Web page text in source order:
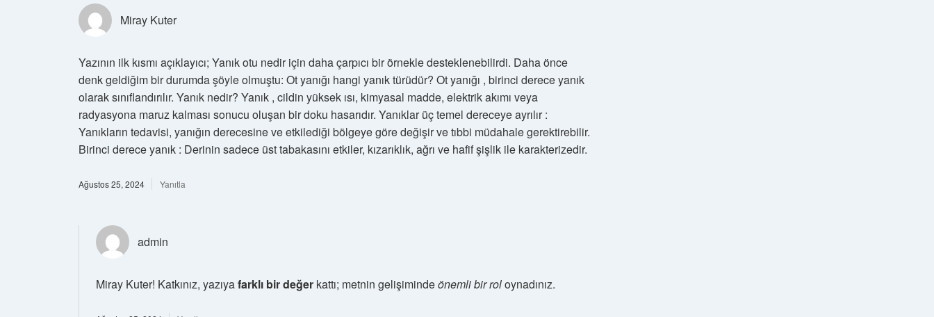
Miray Kuter
Yazının ilk kısmı açıklayıcı; Yanık otu nedir için daha çarpıcı bir örnekle desteklenebilirdi. Daha önce
denk geldiğim bir durumda şöyle olmuştu: Ot yanığı hangi yanık türüdür? Ot yanığı , birinci derece yanık
olarak sınıflandırılır. Yanık nedir? Yanık , cildin yüksek ısı, kimyasal madde, elektrik akımı veya
radyasyona maruz kalması sonucu oluşan bir doku hasarıdır. Yanıklar üç temel dereceye ayrılır :
Yanıkların tedavisi, yanığın derecesine ve etkilediği bölgeye göre değişir ve tıbbi müdahale gerektirebilir.
Birinci derece yanık : Derinin sadece üst tabakasını etkiler, kızarıklık, ağrı ve hafif şişlik ile karakterizedir.
Ağustos 25, 2024 Yanıtla
admin
Miray Kuter! Katkınız, yazıyafarklı bir değer kattı; metnin gelişimindeönemli bir roloynadınız.